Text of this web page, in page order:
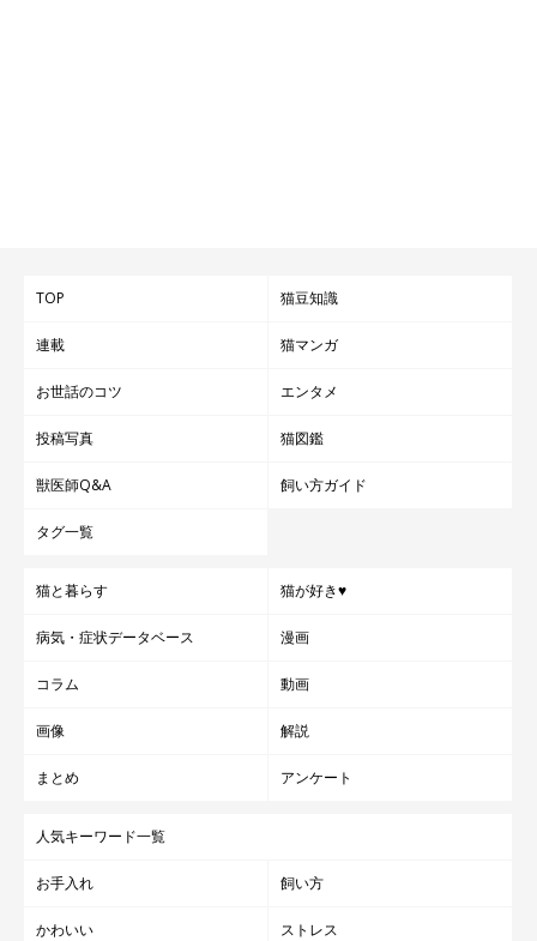
TOP 猫豆知識
連載 猫マンガ
お世話のコツ エンタメ
投稿写真 猫図鑑
獣医師Q&A 飼い方ガイド
タグ一覧
猫と暮らす 猫が好き♥
病気・症状データベース 漫画
コラム 動画
画像 解説
まとめ アンケート
人気キーワード一覧
お手入れ 飼い方
かわいい ストレス